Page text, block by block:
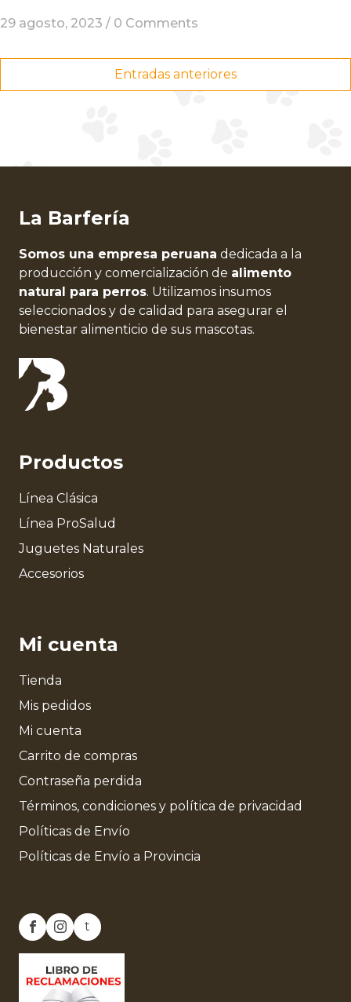
29 agosto, 2023 / 0 Comments
Navegación
de
Entradas anteriores
La Barfería
Somos una empresa peruana dedicada a la
producción y comercialización de alimento
natural para perros. Utilizamos insumos
seleccionados y de calidad para asegurar el
bienestar alimenticio de sus mascotas.
Productos
Línea Clásica
Línea ProSalud
Juguetes Naturales
Accesorios
Mi cuenta
Tienda
Mis pedidos
Mi cuenta
Carrito de compras
Contraseña perdida
Términos, condiciones y política de privacidad
Políticas de Envío
Políticas de Envío a Provincia
t